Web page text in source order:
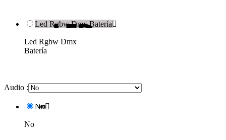
Led Rgbw Dmx Batería
Led Rgbw Dmx
Batería
Audio :
No
No